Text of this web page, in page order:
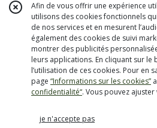
Afin de vous offrir une expérience
utilisons des cookies fonctionnels
de nos services et en mesurent
également des cookies de suivi
montrer des publicités
leurs applications. En cliquant sur le
l’utilisation de ces cookies. Pour en
page “Informations sur les cookies”
confidentialité“. Vous pouvez
je n'accepte pas